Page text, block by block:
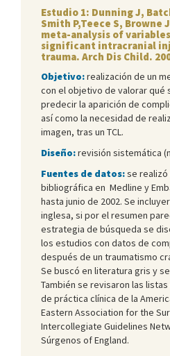
Estudio 1: Dunning J,
Smith P,Teece S, Browne
meta-analysis of
significant intracranial
trauma. Arch Dis Child.
Objetivo:realización de un
con el objetivo de valorar qué
predecir la aparición de
así como la necesidad de
imagen, tras un TCL.
Diseño:revisión sistemática
Fuentes de datos:se realizó
bibliográfica en Medline y
hasta junio de 2002. Se
inglesa, si por el resumen
estrategia de búsqueda se
los estudios con datos de
después de un traumatismo
Se buscó en literatura gris y
También se revisaron las
de práctica clínica de la
Eastern Association for the
Intercollegiate Guidelines
Súrgenos of England.